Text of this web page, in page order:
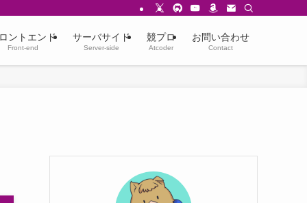
ントエンド
Front-end
サーバサイド
Server-side
競プロ
Atcoder
お問い合わせ
Contact